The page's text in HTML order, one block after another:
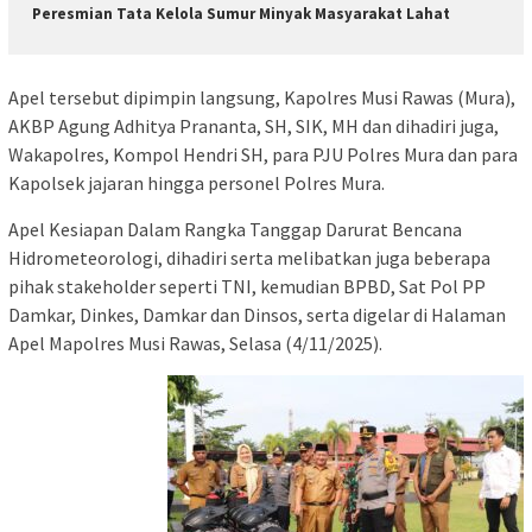
Peresmian Tata Kelola Sumur Minyak Masyarakat Lahat
Apel tersebut dipimpin langsung, Kapolres Musi Rawas (Mura),
AKBP Agung Adhitya Prananta, SH, SIK, MH dan dihadiri juga,
Wakapolres, Kompol Hendri SH, para PJU Polres Mura dan para
Kapolsek jajaran hingga personel Polres Mura.
Apel Kesiapan Dalam Rangka Tanggap Darurat Bencana
Hidrometeorologi, dihadiri serta melibatkan juga beberapa
pihak stakeholder seperti TNI, kemudian BPBD, Sat Pol PP
Damkar, Dinkes, Damkar dan Dinsos, serta digelar di Halaman
Apel Mapolres Musi Rawas, Selasa (4/11/2025).